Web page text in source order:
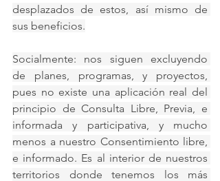
desplazados de estos, así mismo de
sus beneficios.
Socialmente: nos siguen excluyendo
de planes, programas, y proyectos,
pues no existe una aplicación real del
principio de Consulta Libre, Previa, e
informada y participativa, y mucho
menos a nuestro Consentimiento libre,
e informado. Es al interior de nuestros
territorios donde tenemos los más